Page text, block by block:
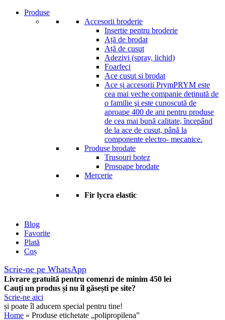
Produse
Accesorii broderie
Insertie pentru broderie
Ață de brodat
Ață de cusut
Adezivi (spray, lichid)
Foarfeci
Ace cusut si brodat
Ace și accesorii PrymPRYM este
cea mai veche companie deţinută de
o familie şi este cunoscută de
aproape 400 de ani pentru produse
de cea mai bună calitate, începând
de la ace de cusut, până la
componente electro- mecanice.
Produse brodate
Trusouri botez
Prosoape brodate
Mercerie
Fir lycra elastic
Blog
Favorite
Plată
Coș
Scrie-ne pe WhatsApp
Livrare gratuită pentru comenzi de minim 450 lei
Cauți un produs și nu îl găsești pe site?
Scrie-ne aici
și poate îl aducem special pentru tine!
Home » Produse etichetate „polipropilena”